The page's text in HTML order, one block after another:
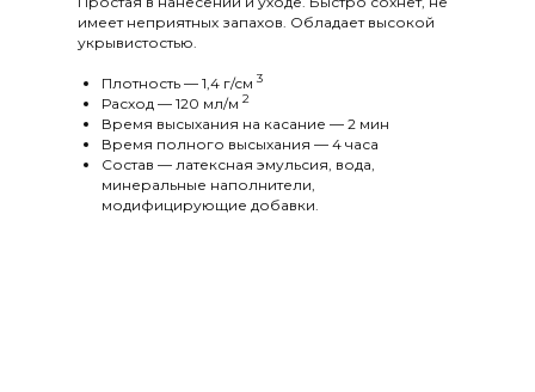
имеет неприятных запахов. Обладает высокой
укрывистостью.
Плотность — 1,4 г/cм 3
Расход — 120 мл/м 2
Время высыхания на касание — 2 мин
Время полного высыхания — 4 часа
Состав — латексная эмульсия, вода,
минеральные наполнители,
модифицирующие добавки.